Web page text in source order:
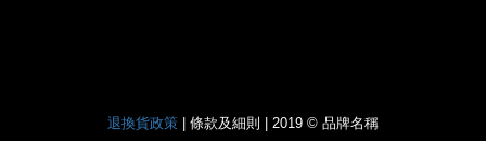
退換貨政策 | 條款及細則 | 2019 © 品牌名稱